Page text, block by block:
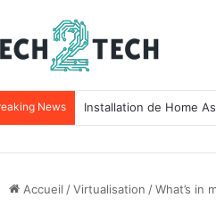
News Installation de Home
Accueil /Virtualisation /What’s in